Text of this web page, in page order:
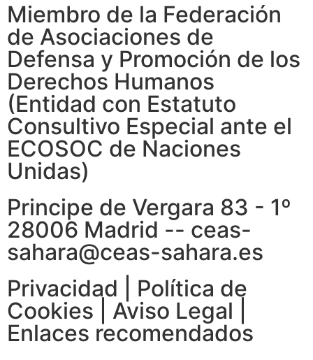
Miembro de la Federación
de Asociaciones de
Defensa y Promoción de los
Derechos Humanos
(Entidad con Estatuto
Consultivo Especial ante el
ECOSOC de Naciones
Unidas)
Principe de Vergara 83 - 1º
28006 Madrid -- ceas-
sahara@ceas-sahara.es
Privacidad
Política de
Cookies
Aviso Legal
Enlaces recomendados